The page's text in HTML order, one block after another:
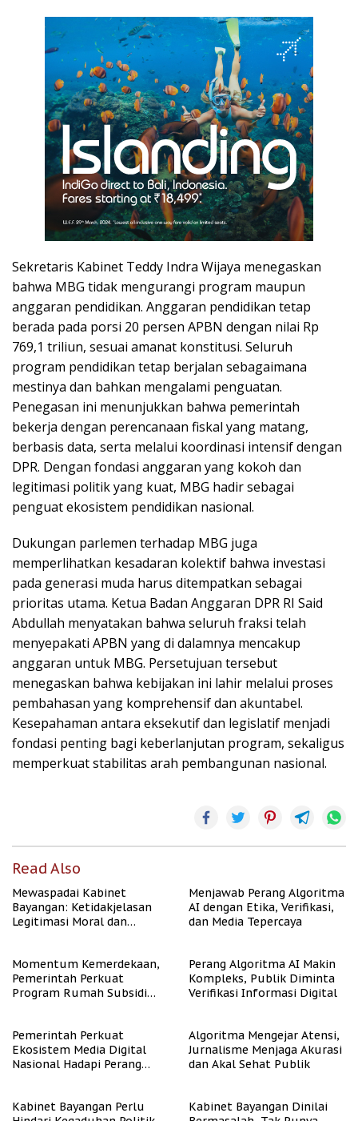
Sekretaris Kabinet Teddy Indra Wijaya menegaskan
bahwa MBG tidak mengurangi program maupun
anggaran pendidikan. Anggaran pendidikan tetap
berada pada porsi 20 persen APBN dengan nilai Rp
769,1 triliun, sesuai amanat konstitusi. Seluruh
program pendidikan tetap berjalan sebagaimana
mestinya dan bahkan mengalami penguatan.
Penegasan ini menunjukkan bahwa pemerintah
bekerja dengan perencanaan fiskal yang matang,
berbasis data, serta melalui koordinasi intensif dengan
DPR. Dengan fondasi anggaran yang kokoh dan
legitimasi politik yang kuat, MBG hadir sebagai
penguat ekosistem pendidikan nasional.
Dukungan parlemen terhadap MBG juga
memperlihatkan kesadaran kolektif bahwa investasi
pada generasi muda harus ditempatkan sebagai
prioritas utama. Ketua Badan Anggaran DPR RI Said
Abdullah menyatakan bahwa seluruh fraksi telah
menyepakati APBN yang di dalamnya mencakup
anggaran untuk MBG. Persetujuan tersebut
menegaskan bahwa kebijakan ini lahir melalui proses
pembahasan yang komprehensif dan akuntabel.
Kesepahaman antara eksekutif dan legislatif menjadi
fondasi penting bagi keberlanjutan program, sekaligus
memperkuat stabilitas arah pembangunan nasional.
Read Also
Mewaspadai Kabinet
Bayangan: Ketidakjelasan
Legitimasi Moral dan
Menjawab Perang Algoritma
AI dengan Etika, Verifikasi,
dan Media Tepercaya
Momentum Kemerdekaan,
Pemerintah Perkuat
Program Rumah Subsidi
Perang Algoritma AI Makin
Kompleks, Publik Diminta
Verifikasi Informasi Digital
Pemerintah Perkuat
Ekosistem Media Digital
Nasional Hadapi Perang
Algoritma Mengejar Atensi,
Jurnalisme Menjaga Akurasi
dan Akal Sehat Publik
Kabinet Bayangan Perlu
Kabinet Bayangan Dinilai